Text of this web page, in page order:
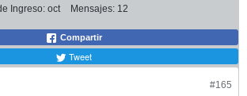
Ingreso: oct Mensajes: 12
Compartir
Tweet
#165